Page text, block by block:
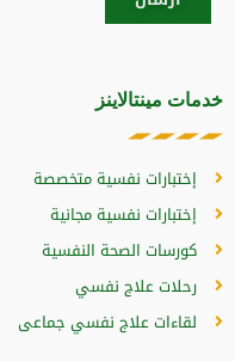
خدمات مينتالاينز
إختبارات نفسية متخصصة
إختبارات نفسية مجانية
كورسات الصحة النفسية
رحلات علاج نفسي
لقاءات علاج نفسي جماعى